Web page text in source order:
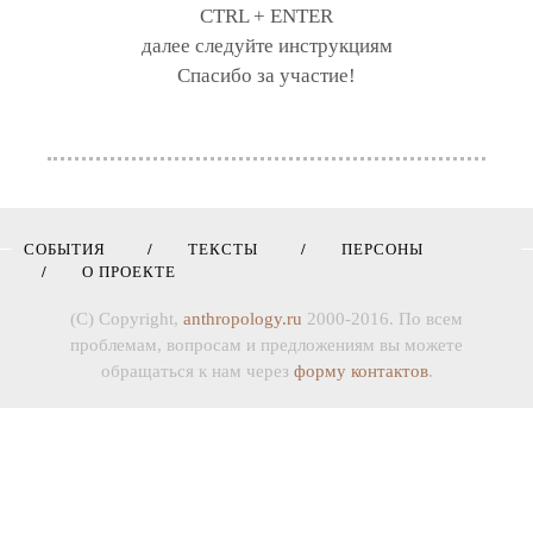
CTRL + ENTER
далее следуйте инструкциям
Спасибо за участие!
СОБЫТИЯ ТЕКСТЫ
ПЕРСОНЫ
О ПРОЕКТЕ
(C) Copyright, anthropology.ru 2000-2016. По всем
проблемам, вопросам и предложениям вы можете
обращаться к нам через форму контактов.